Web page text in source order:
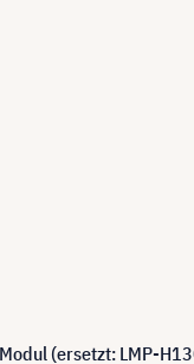
(ersetzt: LMP-